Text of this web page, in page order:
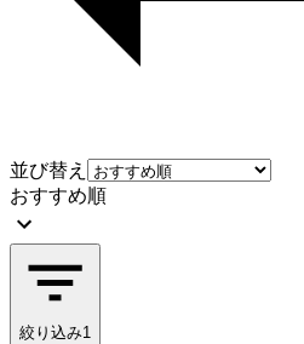
並び替え
おすすめ順
絞り込み1